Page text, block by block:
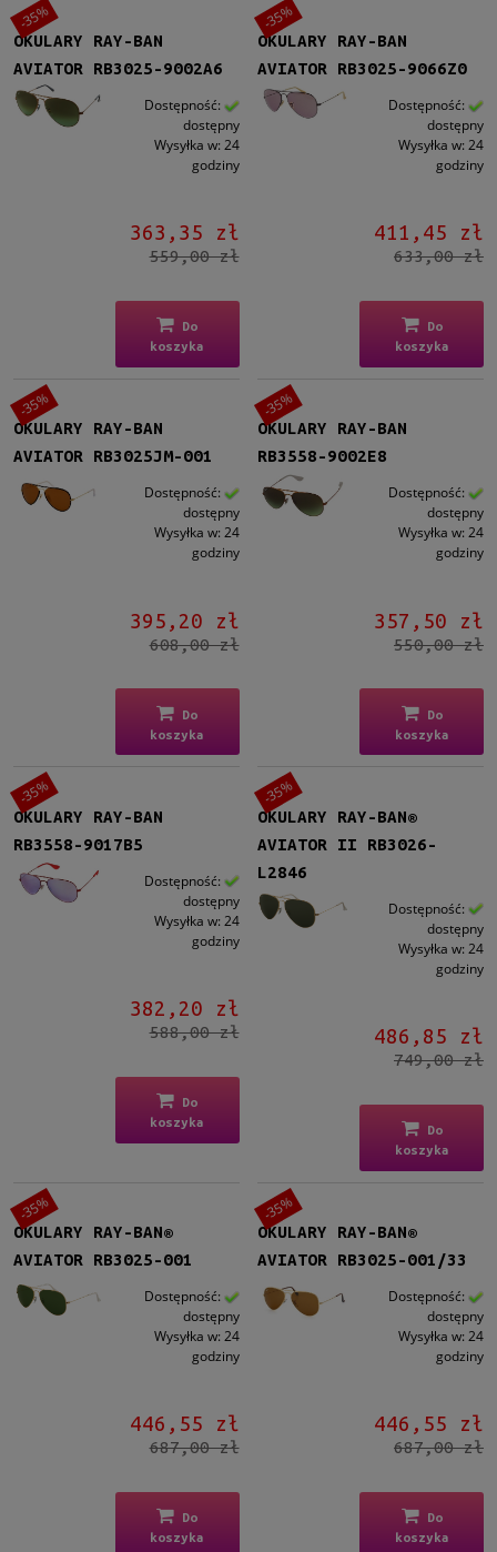
OKULARY RAY-BAN
AVIATOR RB3025-9002A6
Dostępność:
dostępny
Wysyłka w: 24
godziny
363,35 zł
559,00 zł
Do
koszyka
-35%
OKULARY RAY-BAN
AVIATOR RB3025-9066Z0
Dostępność:
dostępny
Wysyłka w: 24
godziny
411,45 zł
633,00 zł
Do
koszyka
-35%
OKULARY RAY-BAN
AVIATOR RB3025JM-001
Dostępność:
dostępny
Wysyłka w: 24
godziny
395,20 zł
608,00 zł
Do
koszyka
-35%
OKULARY RAY-BAN
RB3558-9002E8
Dostępność:
dostępny
Wysyłka w: 24
godziny
357,50 zł
550,00 zł
Do
koszyka
-35%
OKULARY RAY-BAN
RB3558-9017B5
Dostępność:
dostępny
Wysyłka w: 24
godziny
382,20 zł
588,00 zł
Do
koszyka
-35%
OKULARY RAY-BAN®
AVIATOR II RB3026-
L2846
Dostępność:
dostępny
Wysyłka w: 24
godziny
486,85 zł
749,00 zł
Do
koszyka
-35%
OKULARY RAY-BAN®
AVIATOR RB3025-001
Dostępność:
dostępny
Wysyłka w: 24
godziny
446,55 zł
687,00 zł
Do
koszyka
-35%
OKULARY RAY-BAN®
AVIATOR RB3025-001/33
Dostępność:
dostępny
Wysyłka w: 24
godziny
446,55 zł
687,00 zł
Do
koszyka
-35%